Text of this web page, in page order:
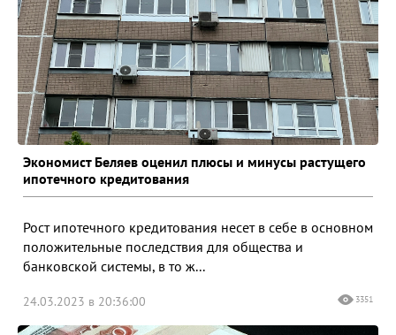
Экономист Беляев оценил плюсы и минусы растущего
ипотечного кредитования
Рост ипотечного кредитования несет в себе в основном
положительные последствия для общества и
банковской системы, в то ж...
24.03.2023 в 20:36:00 3351